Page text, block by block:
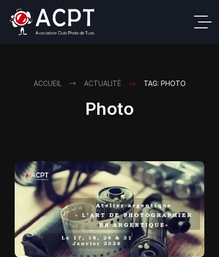
ACCUEIL ACTUALITÉ TAG: PHOTO
Photo